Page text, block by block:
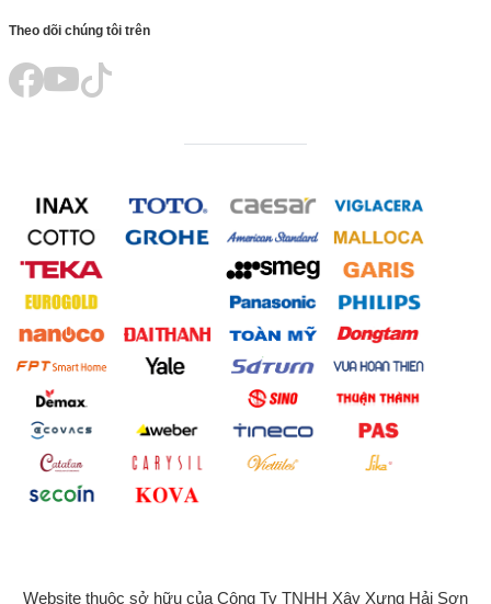
Theo dõi chúng tôi trên
Website thuộc sở hữu của Công Ty TNHH Xây Xựng Hải Sơn